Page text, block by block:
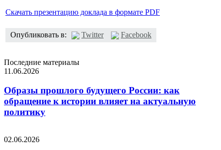
Скачать презентацию доклада в формате PDF
Опубликовать в: Twitter Facebook
Последние материалы
11.06.2026
Образы прошлого будущего России: как
обращение к истории влияет на актуальную
политику
02.06.2026